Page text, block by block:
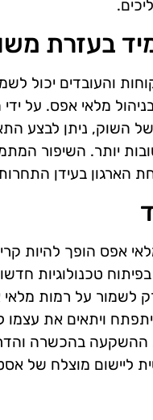
בעזרת
והעובדים יכול
מלאי אפס. על
של השוק, ניתן לבצע
יותר. השיפור
הארגון בעידן
אפס הופך להיות
טכנולוגיות
לשמור על רמות
ויתאים את עצמו
ההשקעה בהכשרה
ליישום מוצלח של